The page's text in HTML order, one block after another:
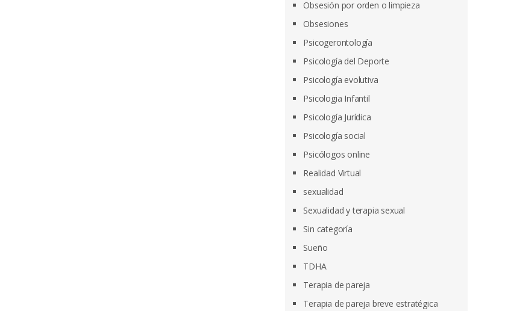
Obsesión por orden o limpieza
Obsesiones
Psicogerontología
Psicología del Deporte
Psicología evolutiva
Psicologia Infantil
Psicología Jurídica
Psicología social
Psicólogos online
Realidad Virtual
sexualidad
Sexualidad y terapia sexual
Sin categoría
Sueño
TDHA
Terapia de pareja
Terapia de pareja breve estratégica